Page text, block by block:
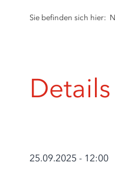
Sie befinden sich hier:
Details
25.09.2025 - 12:00